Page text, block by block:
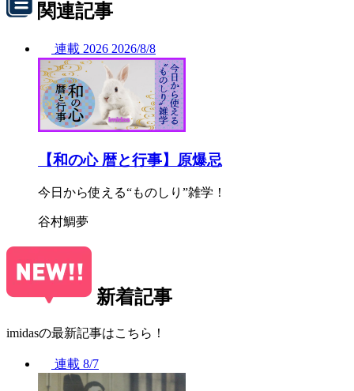
関連記事
連載 2026 2026/8/8
【和の心 暦と行事】原爆忌
今日から使える“ものしり”雑学！
谷村鯛夢
新着記事
imidasの最新記事はこちら！
連載 8/7